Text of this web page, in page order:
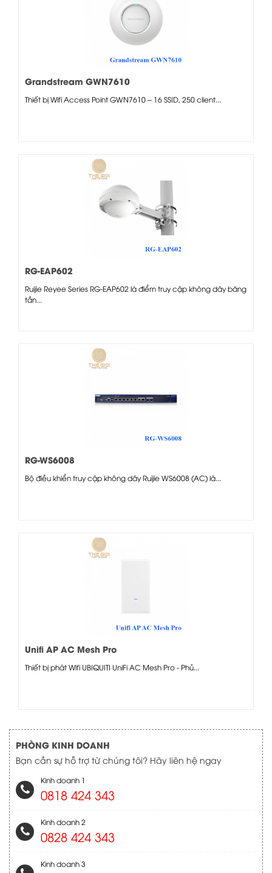
Grandstream GWN7610
Thiết bị Wifi Access Point GWN7610 – 16 SSID, 250 client...
RG-EAP602
Ruijie Reyee Series RG-EAP602 là điểm truy cập không dây băng
tần...
RG-WS6008
Bộ điều khiển truy cập không dây Ruijie WS6008 (AC) là...
Unifi AP AC Mesh Pro
Thiết bị phát Wifi UBIQUITI UniFi AC Mesh Pro - Phủ...
PHÒNG KINH DOANH
Bạn cần sự hỗ trợ từ chúng tôi? Hãy liên hệ ngay
Kinh doanh 1
0818 424 343
Kinh doanh 2
0828 424 343
Kinh doanh 3